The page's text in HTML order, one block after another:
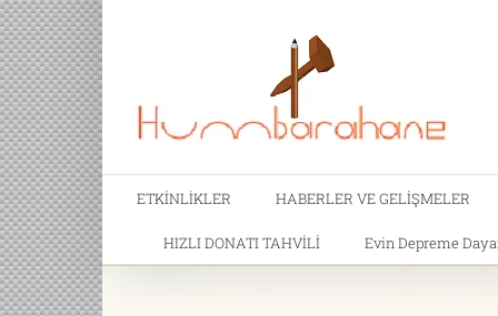
ETKİNLİKLER HABERLER VE GELİŞMELER
HIZLI DONATI TAHVİLİ Evin Depreme